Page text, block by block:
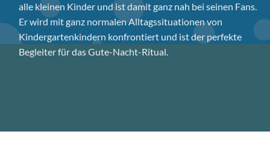
alle kleinen Kinder und ist damit ganz nah bei seinen Fans.
Er wird mit ganz normalen Alltagssituationen von
Kindergartenkindern konfrontiert und ist der perfekte
Begleiter für das Gute-Nacht-Ritual.